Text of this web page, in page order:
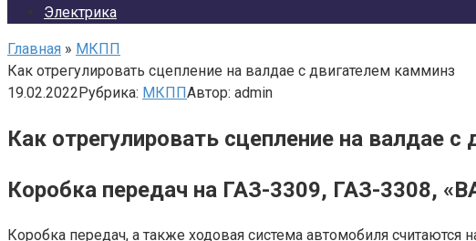
Электрика
Главная » МКПП
Как отрегулировать сцепление на валдае с двигателем камминз
19.02.2022Рубрика: МКППАвтор: admin
Как отрегулировать сцепление на валдае
Коробка передач на ГАЗ-3309, ГАЗ-3308,
Коробка передач, а также ходовая система автомобиля